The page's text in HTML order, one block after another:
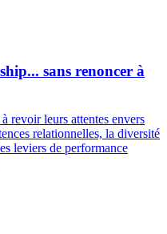
sans renoncer à
revoir leurs attentes envers
relationnelles, la diversité
leviers de performance